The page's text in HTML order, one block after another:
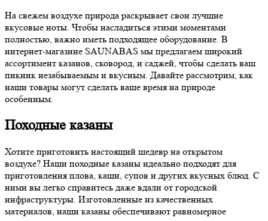
На свежем воздухе природа раскрывает свои лучшие
вкусовые ноты. Чтобы насладиться этими моментами
полностью, важно иметь подходящее оборудование. В
интернет-магазине SAUNABAS мы предлагаем широкий
ассортимент казанов, сковород, и саджей, чтобы сделать ваш
пикник незабываемым и вкусным. Давайте рассмотрим, как
наши товары могут сделать ваше время на природе
особенным.
Походные казаны
Хотите приготовить настоящий шедевр на открытом
воздухе? Наши походные казаны идеально подходят для
приготовления плова, каши, супов и других вкусных блюд. С
ними вы легко справитесь даже вдали от городской
инфраструктуры. Изготовленные из качественных
материалов, наши казаны обеспечивают равномерное